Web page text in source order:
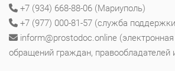
+7 (934) 668-88-06 (Мариуполь)
+7 (977) 000-81-57 (служба
inform@prostodoc.online
обращений граждан, правообладателей